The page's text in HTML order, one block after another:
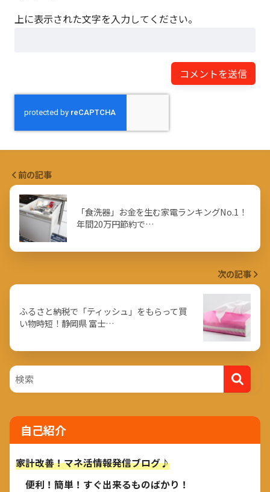
上に表示された文字を入力してください。
前の記事
「食洗器」お金を生む家電ランキングNo.1！
年間20万円節約で…
次の記事
ふるさと納税で「ティッシュ」をもらって買
い物時短！静岡県 富士…
自己紹介
家計改善！マネ活情報発信ブログ♪
便利！簡単！すぐ出来るものばかり！